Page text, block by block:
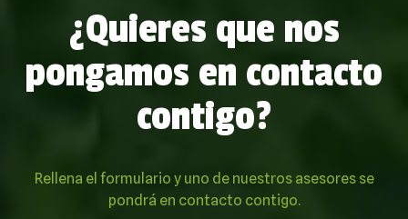
¿Quieres que nos
pongamos en contacto
contigo?
Rellena el formulario y uno de nuestros asesores se
pondrá en contacto contigo.